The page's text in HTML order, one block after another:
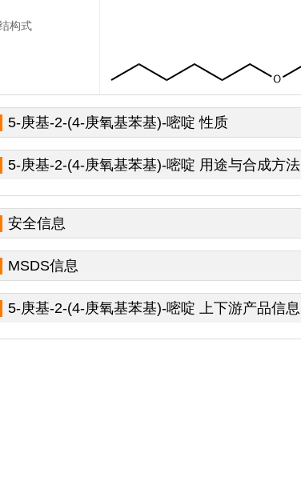
构式
5-庚基-2-(4-庚氧基苯基)-嘧啶 性质
5-庚基-2-(4-庚氧基苯基)-嘧啶 用途与合成方法
安全信息
MSDS信息
5-庚基-2-(4-庚氧基苯基)-嘧啶 上下游产品信息